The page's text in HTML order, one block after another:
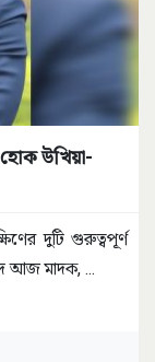
হোক উখিয়া-
দুটি গুরুত্বপূর্ণ
আজ মাদক, ...